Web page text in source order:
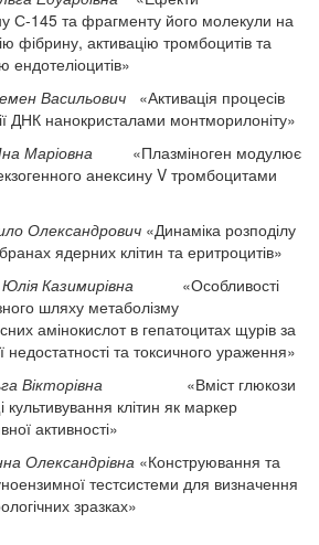
С-145 та фрагменту його молекули на
фібрину, активацію тромбоцитів та
ендотеліоцитів»
Васильович «Активація процесів
ДНК нанокристалами монтморилоніту»
Маріовна «Плазміноген модулює
анексину V тромбоцитами
Олександрович «Динаміка розподілу
ядерних клітин та еритроцитів»
Казимирівна «Особливості
шляху метаболізму
амінокислот в гепатоцитах щурів за
недостатності та токсичного ураження»
Вікторівна «Вміст глюкози
культивування клітин як маркер
активності»
Олександрівна «Конструювання та
тест­системи для визначення
зразках»